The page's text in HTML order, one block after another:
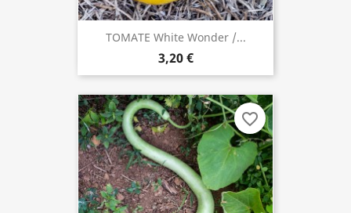
TOMATE White Wonder /...
3,20 €
favorite_border